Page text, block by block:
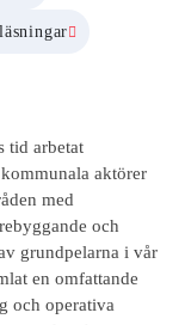
tid arbetat
aktörer
med
och
grundpelarna i vår
en omfattande
och operativa